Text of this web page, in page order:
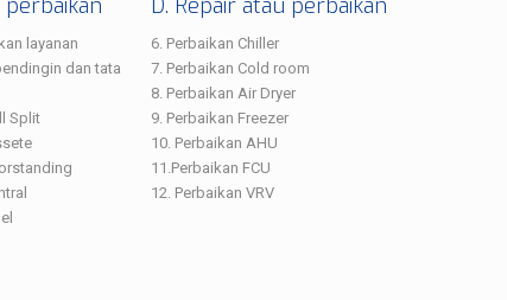
perbaikan
layanan
dan tata
Split
D. Repair atau perbaikan
6. Perbaikan Chiller
7. Perbaikan Cold room
8. Perbaikan Air Dryer
9. Perbaikan Freezer
10. Perbaikan AHU
11.Perbaikan FCU
12. Perbaikan VRV